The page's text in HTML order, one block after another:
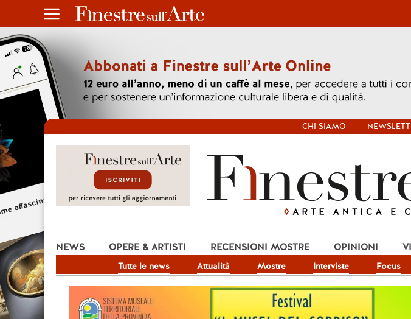
CHI SIAMO
NEWS
Tutte le news Attualità Mostre Interviste Focus
OPERE & ARTISTI RECENSIONI MOSTRE OPINIONI